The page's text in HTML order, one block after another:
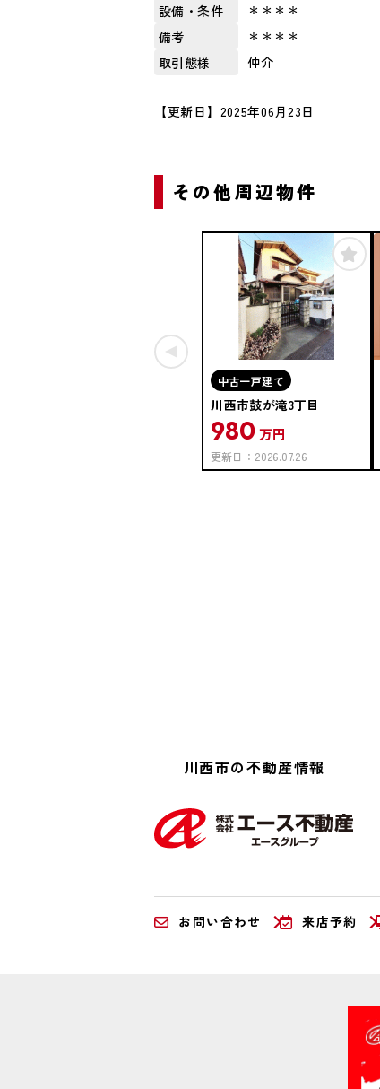
設備・条件
＊＊＊＊
備考
＊＊＊＊
取引態様
仲介
【更新日】2025年06月23日
その他周辺物件
中古一戸建て
川西市鼓が滝3丁目
980万円
更新日： 2026.07.26
川西市の不動産情報
お問い合わせ 来店予約